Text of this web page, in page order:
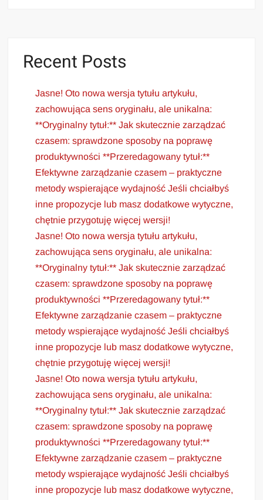
Recent Posts
Jasne! Oto nowa wersja tytułu artykułu,
zachowująca sens oryginału, ale unikalna:
**Oryginalny tytuł:** Jak skutecznie zarządzać
czasem: sprawdzone sposoby na poprawę
produktywności **Przeredagowany tytuł:**
Efektywne zarządzanie czasem – praktyczne
metody wspierające wydajność Jeśli chciałbyś
inne propozycje lub masz dodatkowe wytyczne,
chętnie przygotuję więcej wersji!
Jasne! Oto nowa wersja tytułu artykułu,
zachowująca sens oryginału, ale unikalna:
**Oryginalny tytuł:** Jak skutecznie zarządzać
czasem: sprawdzone sposoby na poprawę
produktywności **Przeredagowany tytuł:**
Efektywne zarządzanie czasem – praktyczne
metody wspierające wydajność Jeśli chciałbyś
inne propozycje lub masz dodatkowe wytyczne,
chętnie przygotuję więcej wersji!
Jasne! Oto nowa wersja tytułu artykułu,
zachowująca sens oryginału, ale unikalna:
**Oryginalny tytuł:** Jak skutecznie zarządzać
czasem: sprawdzone sposoby na poprawę
produktywności **Przeredagowany tytuł:**
Efektywne zarządzanie czasem – praktyczne
metody wspierające wydajność Jeśli chciałbyś
inne propozycje lub masz dodatkowe wytyczne,